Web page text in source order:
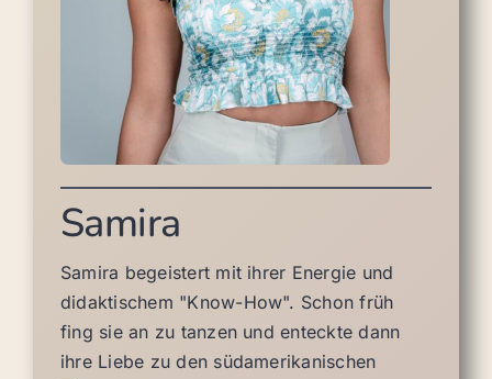
Samira
Samira begeistert mit ihrer Energie und
didaktischem "Know-How". Schon früh
fing sie an zu tanzen und enteckte dann
ihre Liebe zu den südamerikanischen